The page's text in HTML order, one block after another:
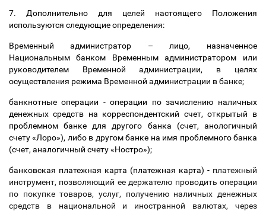
7. Дополнительно для целей настоящего Положения
используются следующие определения:
Временный администратор – лицо, назначенное
Национальным банком Временным администратором или
руководителем Временной администрации, в целях
осуществления режима Временной администрации в банке;
банкнотные операции - операции по зачислению наличных
денежных средств на корреспондентский счет, открытый в
проблемном банке для другого банка (счет, анологичный
счету «Лоро»), либо в другом банке на имя проблемного банка
(счет, аналогичный счету «Ностро»);
банковская платежная карта (платежная карта) - платежный
инструмент, позволяющий ее держателю проводить операции
по покупке товаров, услуг, получению наличных денежных
средств в национальной и иностранной валютах, через